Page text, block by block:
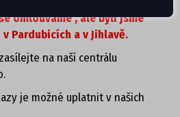
omlouváme , ale byli jsme
Pardubicích a v Jihlavě.
na naší centrálu
je možné uplatnit v našich